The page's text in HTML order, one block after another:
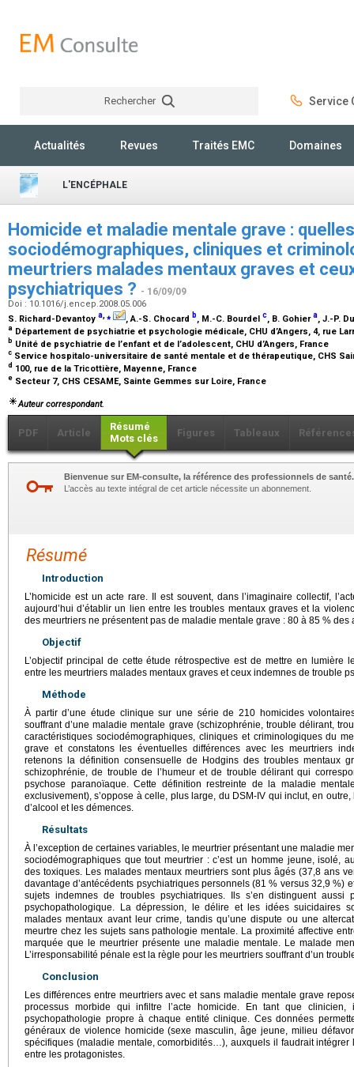
Rechercher Service
Actualités Revues Traités EMC Domaines
L'ENCÉPHALE
Homicide et maladie mentale grave :
sociodémographiques, cliniques et
meurtriers malades mentaux graves et
psychiatriques ? - 16/09/09
Doi : 10.1016/j.encep.2008.05.006
S. Richard-Devantoy a,⁎ , A.-S. Chocard b, M.-C. Bourdel c, B. Gohiera, J.-P.
a Département de psychiatrie et psychologie médicale, CHU d’Angers, 4, rue
b Unité de psychiatrie de l’enfant et de l’adolescent, CHU d’Angers, France
c Service hospitalo-universitaire de santé mentale et de thérapeutique, CHS
d 100, rue de la Tricottière, Mayenne, France
e Secteur 7, CHS CESAME, Sainte Gemmes sur Loire, France
Auteur correspondant.
PDF Article
Résumé
Mots clés
Figures Tableaux
Bienvenue sur EM-consulte, la référence des professionnels de santé.
L’accès au texte intégral de cet article nécessite un abonnement.
Résumé
Introduction
L’homicide est un acte rare. Il est souvent, dans l’imaginaire collectif,
aujourd’hui d’établir un lien entre les troubles mentaux graves et la
des meurtriers ne présentent pas de maladie mentale grave : 80 à 85 % des
Objectif
L’objectif principal de cette étude rétrospective est de mettre en lumière
entre les meurtriers malades mentaux graves et ceux indemnes de trouble
Méthode
À partir d’une étude clinique sur une série de 210 homicides
souffrant d’une maladie mentale grave (schizophrénie, trouble délirant,
caractéristiques sociodémographiques, cliniques et criminologiques du
grave et constatons les éventuelles différences avec les meurtriers
retenons la définition consensuelle de Hodgins des troubles mentaux
schizophrénie, de trouble de l’humeur et de trouble délirant qui
psychose paranoïaque. Cette définition restreinte de la maladie
exclusivement), s’oppose à celle, plus large, du DSM-IV qui inclut, en
d’alcool et les démences.
Résultats
À l’exception de certaines variables, le meurtrier présentant une maladie
sociodémographiques que tout meurtrier : c’est un homme jeune, isolé,
des toxiques. Les malades mentaux meurtriers sont plus âgés (37,8 ans
davantage d’antécédents psychiatriques personnels (81 % versus 32,9 %)
sujets indemnes de troubles psychiatriques. Ils s’en distinguent
psychopathologique. La dépression, le délire et les idées suicidaires
malades mentaux avant leur crime, tandis qu’une dispute ou une
meurtre chez les sujets sans pathologie mentale. La proximité affective
marquée que le meurtrier présente une maladie mentale. Le malade
L’irresponsabilité pénale est la règle pour les meurtriers souffrant d’un
Conclusion
Les différences entre meurtriers avec et sans maladie mentale grave
processus morbide qui infiltre l’acte homicide. En tant que
psychopathologie propre à chaque entité clinique. Ces données
généraux de violence homicide (sexe masculin, âge jeune, milieu
spécifiques (maladie mentale, comorbidités…), auxquels il faudrait
entre les protagonistes.